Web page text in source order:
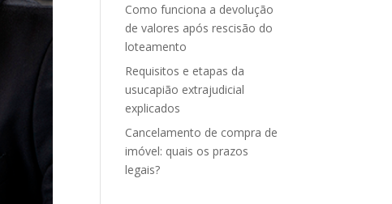
Como funciona a devolução
de valores após rescisão do
loteamento
Requisitos e etapas da
usucapião extrajudicial
explicados
Cancelamento de compra de
imóvel: quais os prazos
legais?